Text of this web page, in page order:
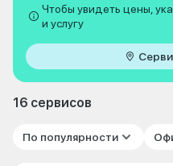
Чтобы увидеть цены,
и услугу
16 сервисов
По популярности